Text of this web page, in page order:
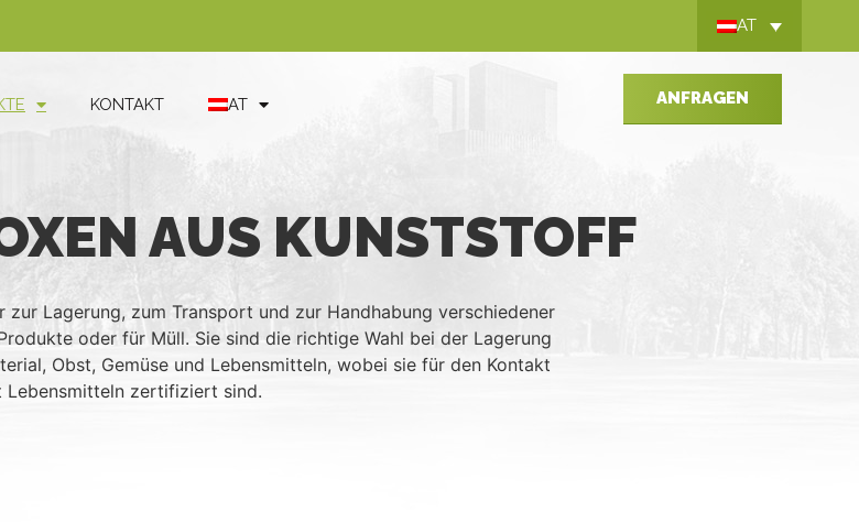
AT
KONTAKT AT ANFRAGEN
AUS KUNSTSTOFF
Lagerung, zum Transport und zur Handhabung verschiedener
oder für Müll. Sie sind die richtige Wahl bei der Lagerung
Obst, Gemüse und Lebensmitteln, wobei sie für den Kontakt
Lebensmitteln zertifiziert sind.